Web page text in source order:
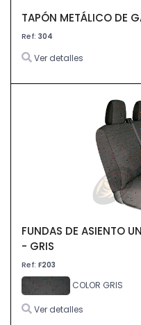
TAPÓN METÁLICO DE
Ref: 304
Ver detalles
FUNDAS DE ASIENTO
- GRIS
Ref: F203
COLOR GRIS
Ver detalles